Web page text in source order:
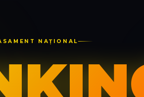
NAȚIONAL